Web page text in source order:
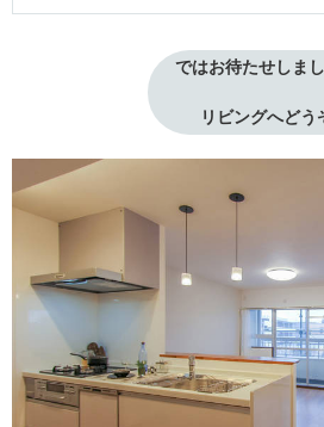
ではお待たせしまし
リビングへどう